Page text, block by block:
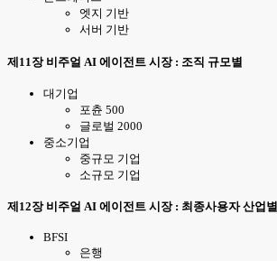
엣지 기반
서버 기반
제11장 비주얼 AI 에이전트 시장 : 조직 규모별
대기업
포츈 500
글로벌 2000
중소기업
중규모 기업
소규모 기업
제12장 비주얼 AI 에이전트 시장 : 최종사용자 산업별
BFSI
은행